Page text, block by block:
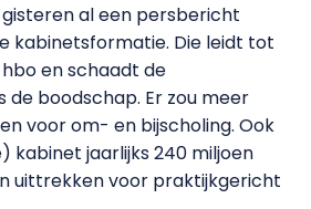
al een persbericht
kabinetsformatie. Die leidt tot
en schaadt de
de boodschap. Er zou meer
voor om- en bijscholing. Ook
kabinet jaarlijks 240 miljoen
uittrekken voor praktijkgericht